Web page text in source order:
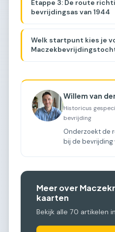
Etappe 3: De route
bevrijdingsas van 1944
Welk startpunt kies je
Willem van
Historicus
bevrijding
Onderzoekt de
bij de bevrijding
Meer over
kaarten
Bekijk alle 70 artikelen